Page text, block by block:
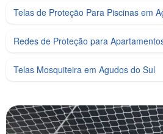
Telas de Proteção Para Piscinas em
Redes de Proteção para
Telas Mosquiteira em Agudos do Sul